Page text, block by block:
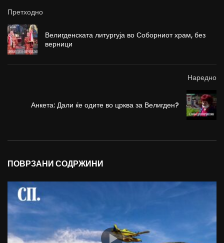
Претходно
Велигденската литургуја во Соборниот храм, без
верници
Наредно
Анкета: Дали ќе одите во црква за Велигден?
ПОВРЗАНИ СОДРЖИНИ